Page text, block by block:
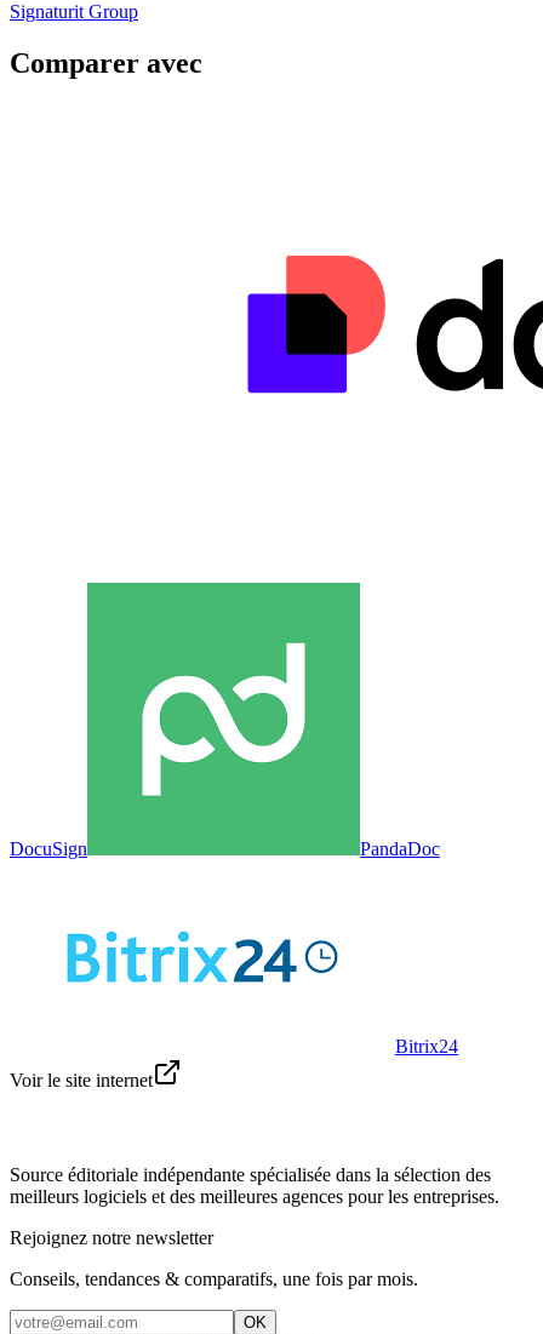
Signaturit Group
Comparer avec
DocuSign PandaDoc
Bitrix24
Voir le site internet
Source éditoriale indépendante spécialisée dans la sélection des
meilleurs logiciels et des meilleures agences pour les entreprises.
Rejoignez notre newsletter
Conseils, tendances & comparatifs, une fois par mois.
OK